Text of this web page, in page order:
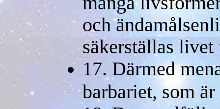
och
säkerställas
17. Därmed
barbariet, som